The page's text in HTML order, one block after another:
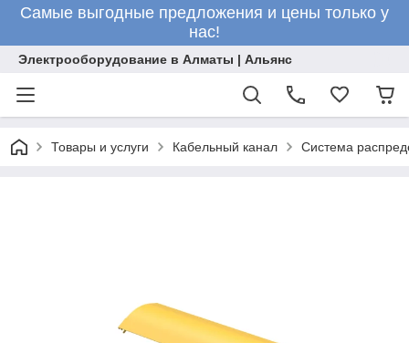
Самые выгодные предложения и цены только у
нас!
Электрооборудование в Алматы | Альянс
Товары и услуги Кабельный канал Система